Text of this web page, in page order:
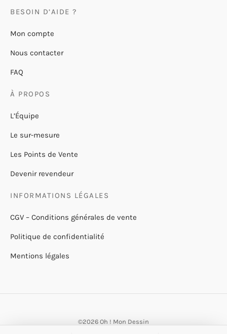
BESOIN D’AIDE ?
Mon compte
Nous contacter
FAQ
À PROPOS
L’Équipe
Le sur-mesure
Les Points de Vente
Devenir revendeur
INFORMATIONS LÉGALES
CGV – Conditions générales de vente
Politique de confidentialité
Mentions légales
©2026 Oh ! Mon Dessin